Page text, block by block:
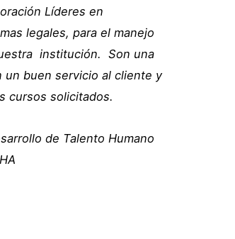
Líderes en
legales, para el manejo
institución. Son una
un buen servicio al cliente y
cursos solicitados.
de Talento Humano